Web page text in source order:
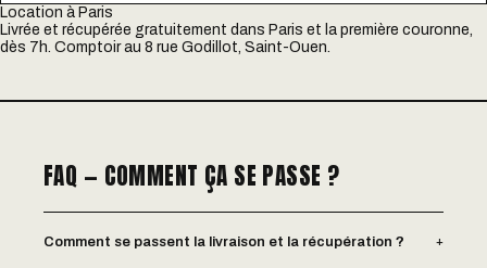
Location à Paris
Livrée et récupérée gratuitement dans Paris et la première couronne,
dès 7h. Comptoir au 8 rue Godillot, Saint-Ouen.
FAQ — COMMENT ÇA SE PASSE ?
Comment se passent la livraison et la récupération ? +